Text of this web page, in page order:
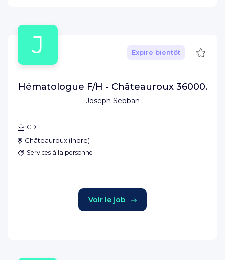
J
Joseph Sebban
Expire bientôt
Hématologue F/H - Châteauroux 36000.
CDI
Châteauroux (Indre)
Services à la personne
Voir le job